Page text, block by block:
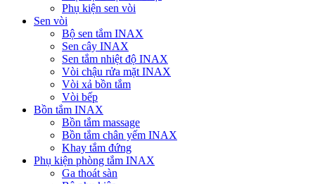
Phụ kiện sen vòi
Sen vòi
Bộ sen tắm INAX
Sen cây INAX
Sen tắm nhiệt độ INAX
Vòi chậu rửa mặt INAX
Vòi xả bồn tắm
Vòi bếp
Bồn tắm INAX
Bồn tắm massage
Bồn tắm chân yếm INAX
Khay tắm đứng
Phụ kiện phòng tắm INAX
Ga thoát sàn